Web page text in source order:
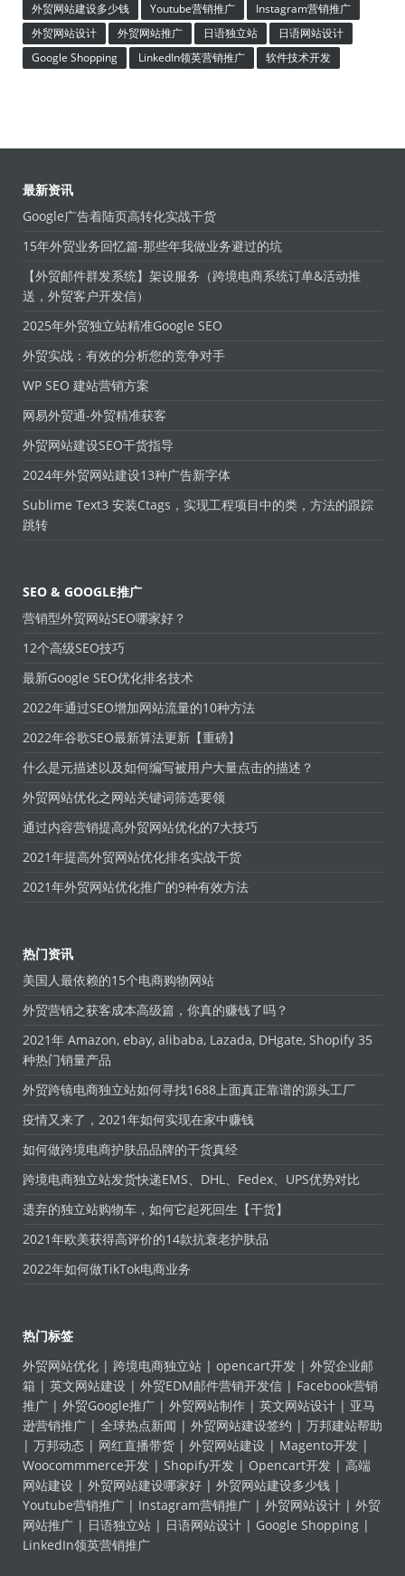
外贸网站建设多少钱
Youtube营销推广
Instagram营销推广
外贸网站设计
外贸网站推广 日语独立站
日语网站设计
Google Shopping
LinkedIn领英营销推广 软件技术开发
最新资讯
Google广告着陆页高转化实战干货
15年外贸业务回忆篇-那些年我做业务避过的坑
【外贸邮件群发系统】架设服务（跨境电商系统订单&活动推
送，外贸客户开发信）
2025年外贸独立站精准Google SEO
外贸实战：有效的分析您的竞争对手
WP SEO 建站营销方案
网易外贸通-外贸精准获客
外贸网站建设SEO干货指导
2024年外贸网站建设13种广告新字体
Sublime Text3 安装Ctags，实现工程项目中的类，方法的跟踪
跳转
SEO & GOOGLE推广
营销型外贸网站SEO哪家好？
12个高级SEO技巧
最新Google SEO优化排名技术
2022年通过SEO增加网站流量的10种方法
2022年谷歌SEO最新算法更新【重磅】
什么是元描述以及如何编写被用户大量点击的描述？
外贸网站优化之网站关键词筛选要领
通过内容营销提高外贸网站优化的7大技巧
2021年提高外贸网站优化排名实战干货
2021年外贸网站优化推广的9种有效方法
热门资讯
美国人最依赖的15个电商购物网站
外贸营销之获客成本高级篇，你真的赚钱了吗？
2021年 Amazon, ebay, alibaba, Lazada, DHgate, Shopify 35
种热门销量产品
外贸跨镜电商独立站如何寻找1688上面真正靠谱的源头工厂
疫情又来了，2021年如何实现在家中赚钱
如何做跨境电商护肤品品牌的干货真经
跨境电商独立站发货快递EMS、DHL、Fedex、UPS优势对比
遗弃的独立站购物车，如何它起死回生【干货】
2021年欧美获得高评价的14款抗衰老护肤品
2022年如何做TikTok电商业务
热门标签
外贸网站优化 | 跨境电商独立站 | opencart开发 | 外贸企业邮
箱 | 英文网站建设 | 外贸EDM邮件营销开发信 | Facebook营销
推广 | 外贸Google推广 | 外贸网站制作 | 英文网站设计 | 亚马
逊营销推广 | 全球热点新闻 | 外贸网站建设签约 | 万邦建站帮助
| 万邦动态 | 网红直播带货 | 外贸网站建设 | Magento开发 |
Woocommmerce开发 | Shopify开发 | Opencart开发 | 高端
网站建设 | 外贸网站建设哪家好 | 外贸网站建设多少钱 |
Youtube营销推广 | Instagram营销推广 | 外贸网站设计 | 外贸
网站推广 | 日语独立站 | 日语网站设计 | Google Shopping |
LinkedIn领英营销推广